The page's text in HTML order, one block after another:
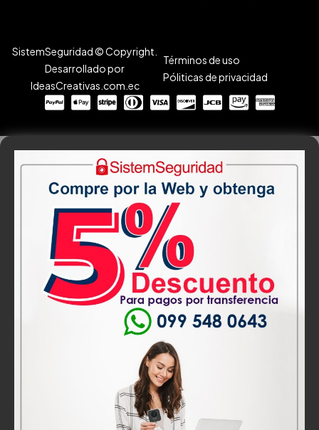
SistemSeguridad © Copyright.
Desarrollado por
IdeasCreativas.com.ec
Términos de uso
Póliticas de privacidad